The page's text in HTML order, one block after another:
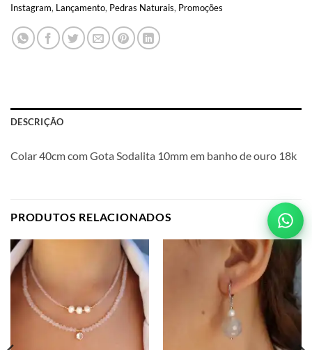
Instagram, Lançamento, Pedras Naturais, Promoções
DESCRIÇÃO
Colar 40cm com Gota Sodalita 10mm em banho de ouro 18k
PRODUTOS RELACIONADOS